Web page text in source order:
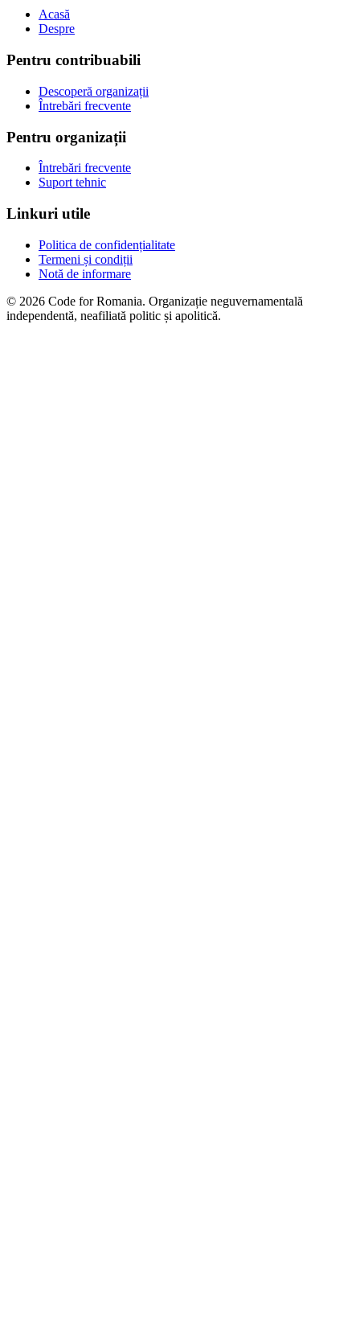
Acasă
Despre
Pentru contribuabili
Descoperă organizații
Întrebări frecvente
Pentru organizații
Întrebări frecvente
Suport tehnic
Linkuri utile
Politica de confidențialitate
Termeni și condiții
Notă de informare
© 2026 Code for Romania. Organizație neguvernamentală
independentă, neafiliată politic și apolitică.